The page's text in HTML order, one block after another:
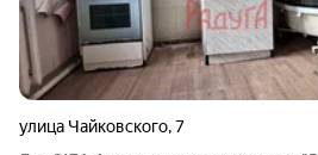
улица Чайковского,7